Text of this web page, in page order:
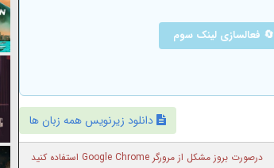
🔄 فعالسازی لینک سوم
دانلود زیرنویس همه زبان ها
درصورت بروز مشکل از مرورگر Google Chrome استفاده کنید